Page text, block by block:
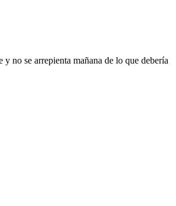
no se arrepienta mañana de lo que debería